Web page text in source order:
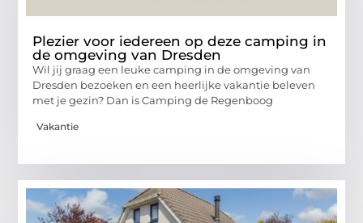
Plezier voor iedereen op deze camping in
de omgeving van Dresden
Wil jij graag een leuke camping in de omgeving van
Dresden bezoeken en een heerlijke vakantie beleven
met je gezin? Dan is Camping de Regenboog
Vakantie